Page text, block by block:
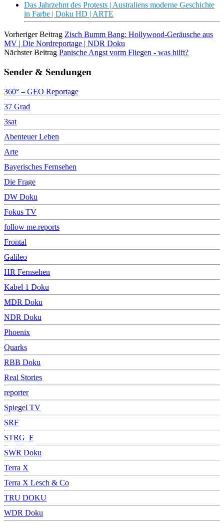
Das Jahrzehnt des Protests | Australiens moderne Geschichte
in Farbe | Doku HD | ARTE
Vorheriger Beitrag Zisch Bumm Bang: Hollywood-Geräusche aus
MV | Die Nordreportage | NDR Doku
Nächster Beitrag Panische Angst vorm Fliegen - was hilft?
Sender & Sendungen
360° – GEO Reportage
37 Grad
3sat
Abenteuer Leben
Arte
Bayerisches Fernsehen
Die Frage
DW Doku
Fokus TV
follow me.reports
Frontal
Galileo
HR Fernsehen
Kabel 1 Doku
MDR Doku
NDR Doku
Phoenix
Quarks
RBB Doku
Real Stories
reporter
Spiegel TV
SRF
STRG_F
SWR Doku
Terra X
Terra X Lesch & Co
TRU DOKU
WDR Doku